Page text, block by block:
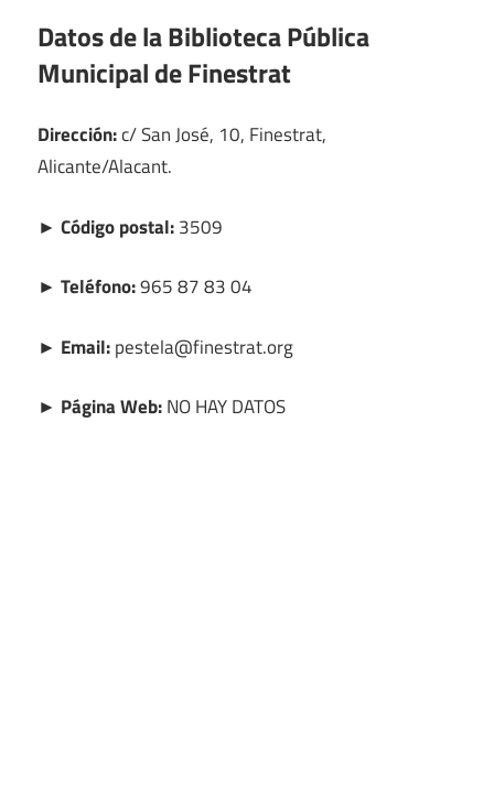
Datos de la Biblioteca Pública
Municipal de Finestrat
Dirección:c/ San José, 10, Finestrat,
Alicante/Alacant.
► Código postal:3509
► Teléfono:965 87 83 04
► Email:pestela@finestrat.org
► Página Web:NO HAY DATOS